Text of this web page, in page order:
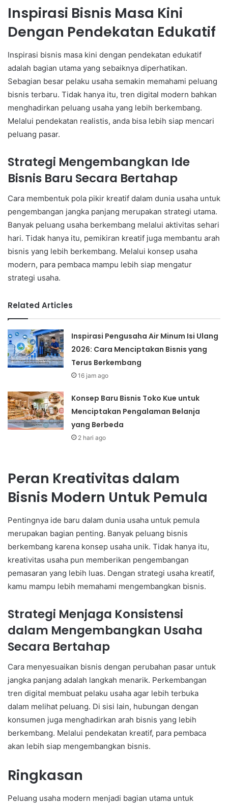
Inspirasi Bisnis Masa Kini
Dengan Pendekatan Edukatif
Inspirasi bisnis masa kini dengan pendekatan edukatif
adalah bagian utama yang sebaiknya diperhatikan.
Sebagian besar pelaku usaha semakin memahami peluang
bisnis terbaru. Tidak hanya itu, tren digital modern bahkan
menghadirkan peluang usaha yang lebih berkembang.
Melalui pendekatan realistis, anda bisa lebih siap mencari
peluang pasar.
Strategi Mengembangkan Ide
Bisnis Baru Secara Bertahap
Cara membentuk pola pikir kreatif dalam dunia usaha untuk
pengembangan jangka panjang merupakan strategi utama.
Banyak peluang usaha berkembang melalui aktivitas sehari
hari. Tidak hanya itu, pemikiran kreatif juga membantu arah
bisnis yang lebih berkembang. Melalui konsep usaha
modern, para pembaca mampu lebih siap mengatur
strategi usaha.
Related Articles
Inspirasi Pengusaha Air Minum Isi Ulang
2026: Cara Menciptakan Bisnis yang
Terus Berkembang
16 jam ago
Konsep Baru Bisnis Toko Kue untuk
Menciptakan Pengalaman Belanja
yang Berbeda
2 hari ago
Peran Kreativitas dalam
Bisnis Modern Untuk Pemula
Pentingnya ide baru dalam dunia usaha untuk pemula
merupakan bagian penting. Banyak peluang bisnis
berkembang karena konsep usaha unik. Tidak hanya itu,
kreativitas usaha pun memberikan pengembangan
pemasaran yang lebih luas. Dengan strategi usaha kreatif,
kamu mampu lebih memahami mengembangkan bisnis.
Strategi Menjaga Konsistensi
dalam Mengembangkan Usaha
Secara Bertahap
Cara menyesuaikan bisnis dengan perubahan pasar untuk
jangka panjang adalah langkah menarik. Perkembangan
tren digital membuat pelaku usaha agar lebih terbuka
dalam melihat peluang. Di sisi lain, hubungan dengan
konsumen juga menghadirkan arah bisnis yang lebih
berkembang. Melalui pendekatan kreatif, para pembaca
akan lebih siap mengembangkan bisnis.
Ringkasan
Peluang usaha modern menjadi bagian utama untuk